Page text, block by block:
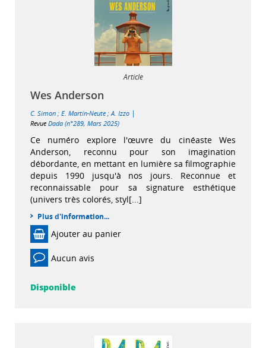
Article
Wes Anderson
C. Simon ; E. Martin-Neute ;A. Izzo |
Revue Dada (n°289, Mars 2025)
Ce numéro explore l'œuvre du cinéaste Wes
Anderson, reconnu pour son imagination
débordante, en mettant en lumière sa filmographie
depuis 1990 jusqu'à nos jours. Reconnue et
reconnaissable pour sa signature esthétique
(univers très colorés, styl[...]
Plus d'information...
Ajouter au panier
Aucun avis
Disponible